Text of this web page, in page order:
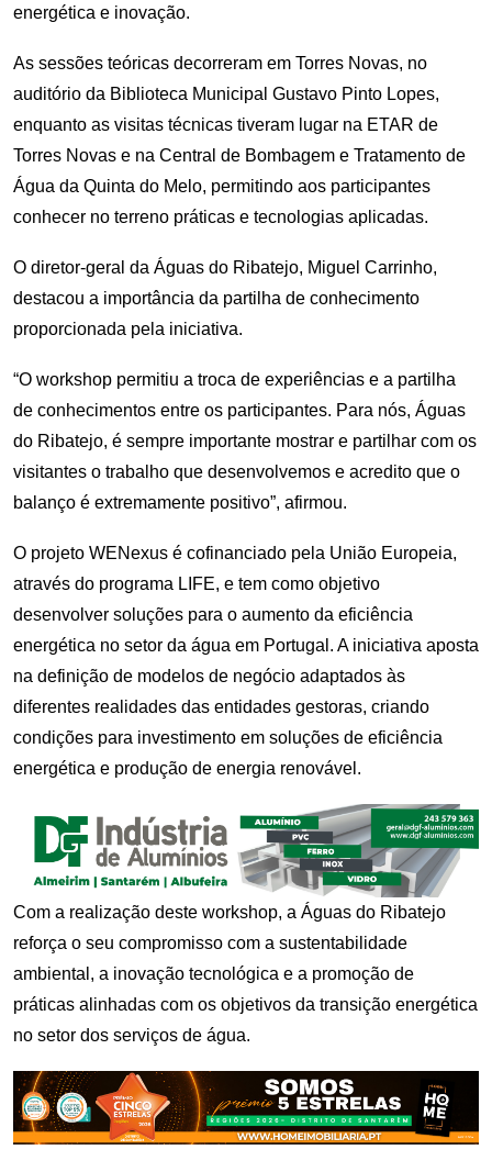
energética e inovação.
As sessões teóricas decorreram em Torres Novas, no
auditório da Biblioteca Municipal Gustavo Pinto Lopes,
enquanto as visitas técnicas tiveram lugar na ETAR de
Torres Novas e na Central de Bombagem e Tratamento de
Água da Quinta do Melo, permitindo aos participantes
conhecer no terreno práticas e tecnologias aplicadas.
O diretor‑geral da Águas do Ribatejo, Miguel Carrinho,
destacou a importância da partilha de conhecimento
proporcionada pela iniciativa.
“O workshop permitiu a troca de experiências e a partilha
de conhecimentos entre os participantes. Para nós, Águas
do Ribatejo, é sempre importante mostrar e partilhar com os
visitantes o trabalho que desenvolvemos e acredito que o
balanço é extremamente positivo”, afirmou.
O projeto WENexus é cofinanciado pela União Europeia,
através do programa LIFE, e tem como objetivo
desenvolver soluções para o aumento da eficiência
energética no setor da água em Portugal. A iniciativa aposta
na definição de modelos de negócio adaptados às
diferentes realidades das entidades gestoras, criando
condições para investimento em soluções de eficiência
energética e produção de energia renovável.
Com a realização deste workshop, a Águas do Ribatejo
reforça o seu compromisso com a sustentabilidade
ambiental, a inovação tecnológica e a promoção de
práticas alinhadas com os objetivos da transição energética
no setor dos serviços de água.